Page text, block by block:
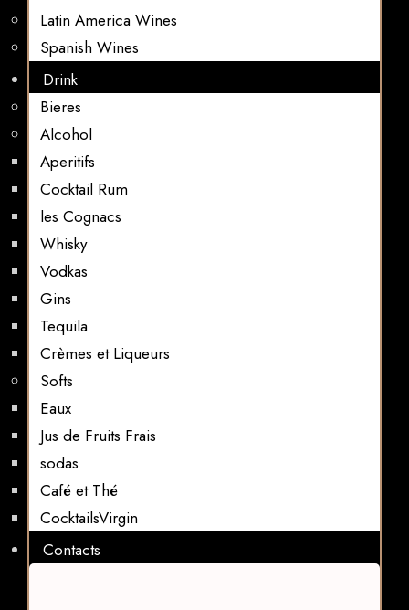
Latin America Wines
Spanish Wines
Drink
Bieres
Alcohol
Aperitifs
Cocktail Rum
les Cognacs
Whisky
Vodkas
Gins
Tequila
Crèmes et Liqueurs
Softs
Eaux
Jus de Fruits Frais
sodas
Café et Thé
CocktailsVirgin​
Contacts